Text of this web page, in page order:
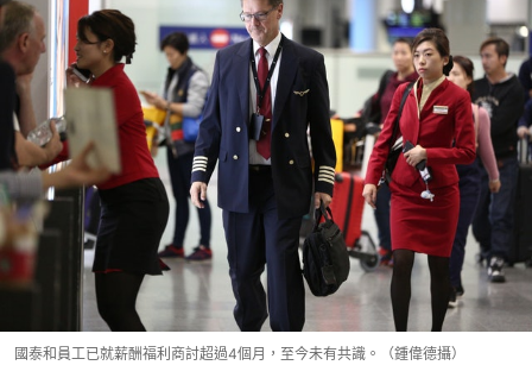
國泰和員工已就薪酬福利商討超過4個月，至今未有共識。（鍾偉德攝）